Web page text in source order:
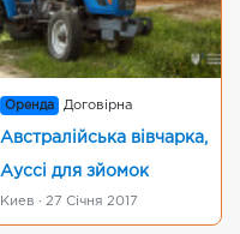
Оренда Договірна
Австралійська вівчарка,
Ауссі для зйомок
Киев · 27 Січня 2017